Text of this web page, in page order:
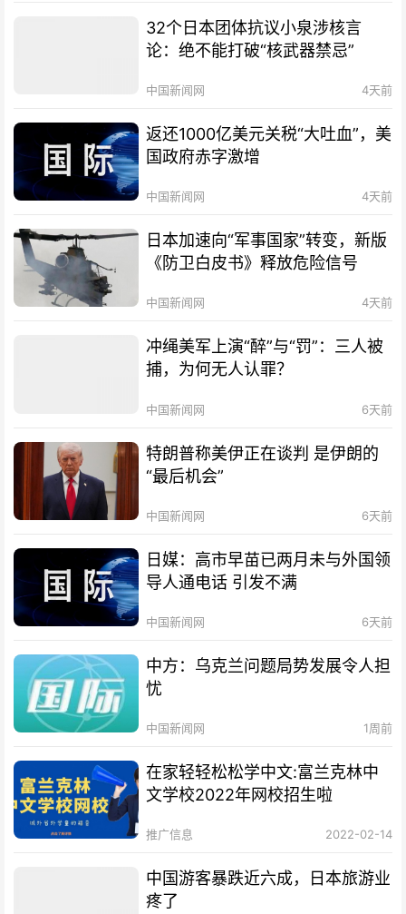
32个日本团体抗议小泉涉核言
论：绝不能打破“核武器禁忌”
中国新闻网 4天前
返还1000亿美元关税“大吐血”，美
国政府赤字激增
中国新闻网 4天前
日本加速向“军事国家”转变，新版
《防卫白皮书》释放危险信号
中国新闻网 4天前
冲绳美军上演“醉”与“罚”：三人被
捕，为何无人认罪？
中国新闻网 6天前
特朗普称美伊正在谈判 是伊朗的
“最后机会”
中国新闻网 6天前
日媒：高市早苗已两月未与外国领
导人通电话 引发不满
中国新闻网 6天前
中方：乌克兰问题局势发展令人担
忧
中国新闻网 1周前
在家轻轻松松学中文:富兰克林中
文学校2022年网校招生啦
推广信息 2022-02-14
中国游客暴跌近六成，日本旅游业
疼了